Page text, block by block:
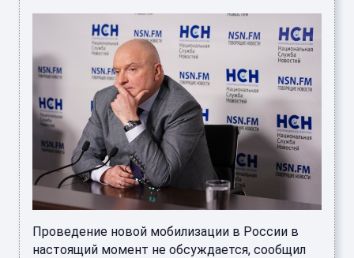
Проведение новой мобилизации в России в
настоящий момент не обсуждается, сообщил